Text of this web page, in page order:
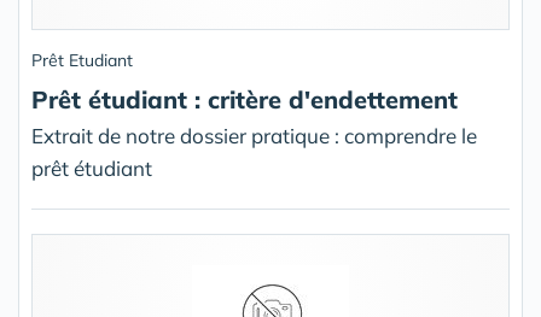
Prêt Etudiant
Prêt étudiant : critère d'endettement
Extrait de notre dossier pratique : comprendre le
prêt étudiant